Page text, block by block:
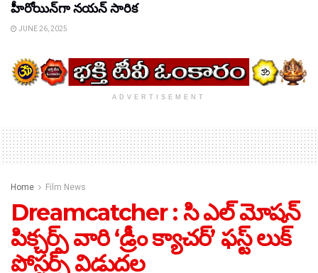
హీరోయిన్‌గా నయన్ సారిక
JUNE 26, 2025
ADVERTISEMENT
Home Film News
Dreamcatcher : సి ఎల్ మోషన్
పిక్చర్స్ వారి ‘డ్రీం క్యాచర్’ ఫస్ట్ లుక్
పోస్టర్స్ విడుదల